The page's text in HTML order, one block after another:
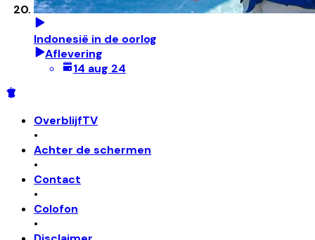
Indonesië in de oorlog
Aflevering
14 aug 24
OverblijfTV
•
Achter de schermen
•
Contact
•
Colofon
•